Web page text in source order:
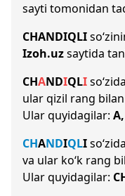
sayti tomonidan
CHANDIQLI
Izoh.uzsaytida
CHANDIQLI
ular qizil rang
Ular quyidagilar:
CHANDIQLI
va ular ko‘k rang
Ular quyidagilar: